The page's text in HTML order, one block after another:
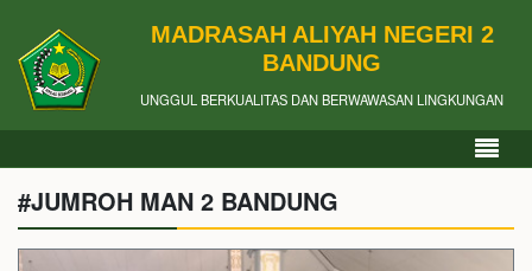
MADRASAH ALIYAH NEGERI 2
BANDUNG
UNGGUL BERKUALITAS DAN BERWAWASAN LINGKUNGAN
#JUMROH MAN 2 BANDUNG